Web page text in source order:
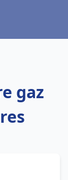
gaz